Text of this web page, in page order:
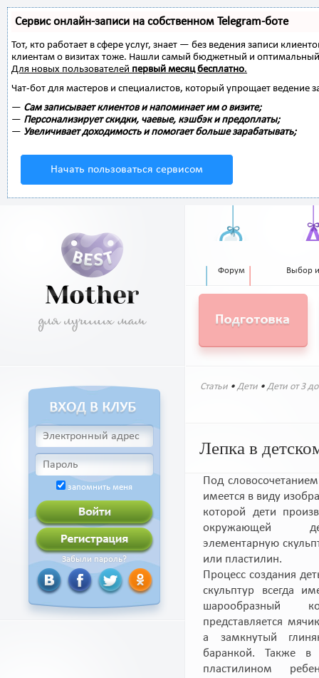
Сервис онлайн-записи на собственном Telegram-боте
Тот, кто работает в сфере услуг, знает — без ведения записи
клиентам о визитах тоже. Нашли самый бюджетный и
Для новых пользователей первый месяц бесплатно.
Чат-бот для мастеров и специалистов, который упрощает ведение
— Сам записывает клиентов и напоминает им о визите;
— Персонализирует скидки, чаевые, кэшбэк и предоплаты;
— Увеличивает доходимость и помогает больше зарабатывать;
Начать пользоваться сервисом
запомнить меня
Забыли пароль?
Форум Выбор
Статьи • Дети • Дети от 3
Лепка в
Под
имеется в виду
которой дети
окружающей
элементарную
или пластилин.
Процесс создания
скульптур всегда
шарообразный
представляется
а замкнутый
баранкой. Также
пластилином